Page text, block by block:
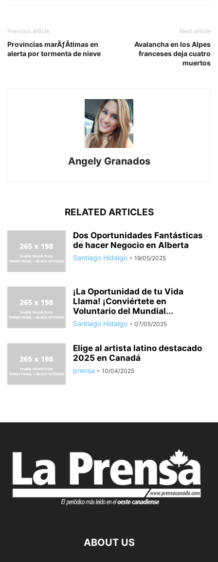
Previous article
Provincias marÃƒÂ­timas en
alerta por tormenta de nieve
Next article
Avalancha en los Alpes
franceses deja cuatro
muertos
Angely Granados
RELATED ARTICLES
Dos Oportunidades Fantásticas
de hacer Negocio en Alberta
Santiago Hidalgo - 19/05/2025
¡La Oportunidad de tu Vida
Llama! ¡Conviértete en
Voluntario del Mundial...
Santiago Hidalgo - 07/05/2025
Elige al artista latino destacado
2025 en Canadá
prensa - 10/04/2025
ABOUT US